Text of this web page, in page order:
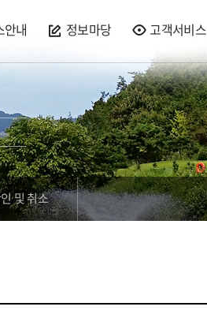
안내 정보마당 고객서비스
및 취소